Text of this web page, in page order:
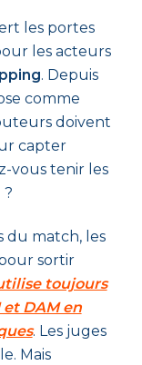
les portes
les acteurs
. Depuis
comme
doivent
capter
vous tenir les
du match, les
sortir
toujours
DAM en
. Les juges
Mais